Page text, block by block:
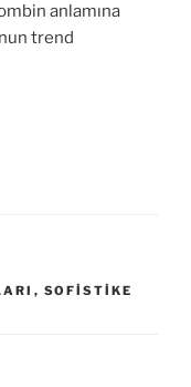
anlamına
trend
, SOFISTIKE